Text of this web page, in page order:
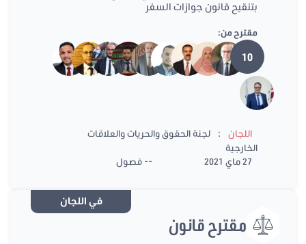
بتنقيح قانون جوازات السفر
مقترح من:
10
اللجان :
لجنة الحقوق والحريات والعلاقات
الخارجية
27 ماي 2021
-- فصول
في اللجان
مقترح قانون